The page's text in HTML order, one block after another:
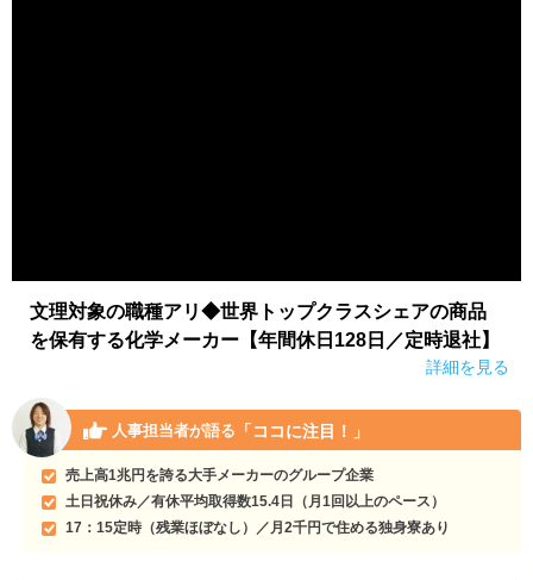
文理対象の職種アリ◆世界トップクラスシェアの商品
を保有する化学メーカー【年間休日128日／定時退社】
詳細を見る
人事担当者が語る 「ココに注目！」
売上高1兆円を誇る大手メーカーのグループ企業
土日祝休み／有休平均取得数15.4日（月1回以上のペース）
17：15定時（残業ほぼなし）／月2千円で住める独身寮あり